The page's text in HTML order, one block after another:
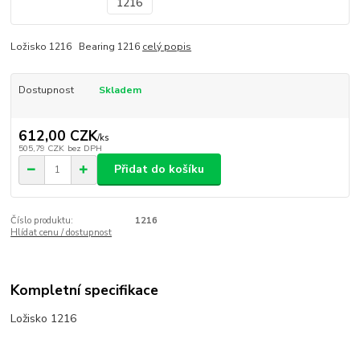
Ložisko 1216 Bearing 1216 celý popis
Dostupnost Skladem
612,00 CZK/ks
505,79 CZK bez DPH
Přidat do košíku
Číslo produktu:
1216
Hlídat cenu / dostupnost
Kompletní specifikace
Ložisko 1216